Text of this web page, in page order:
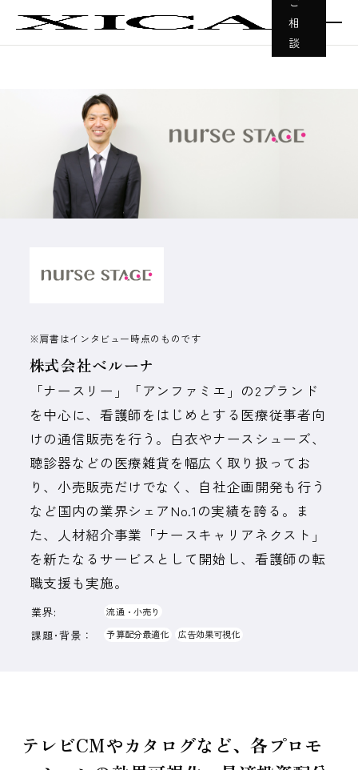
相
談
※肩書はインタビュー時点のものです
株式会社ベルーナ
「ナースリー」「アンファミエ」の2ブランド
を中心に、看護師をはじめとする医療従事者向
けの通信販売を行う。白衣やナースシューズ、
聴診器などの医療雑貨を幅広く取り扱ってお
り、小売販売だけでなく、自社企画開発も行う
など国内の業界シェアNo.1の実績を誇る。ま
た、人材紹介事業「ナースキャリアネクスト」
を新たなるサービスとして開始し、看護師の転
職支援も実施。
業界: 流通・小売り
課題･背景： 予算配分最適化 広告効果可視化
テレビCMやカタログなど、各プロモ